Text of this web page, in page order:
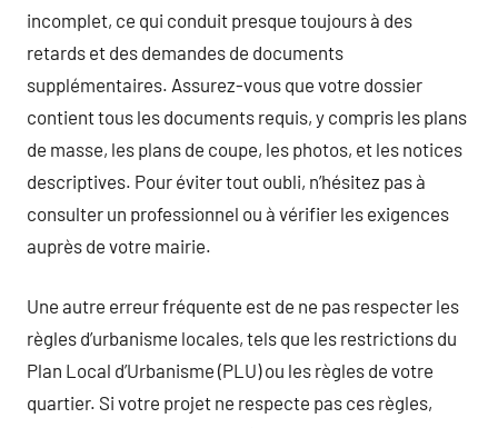
incomplet, ce qui conduit presque toujours à des
retards et des demandes de documents
supplémentaires. Assurez-vous que votre dossier
contient tous les documents requis, y compris les plans
de masse, les plans de coupe, les photos, et les notices
descriptives. Pour éviter tout oubli, n’hésitez pas à
consulter un professionnel ou à vérifier les exigences
auprès de votre mairie.
Une autre erreur fréquente est de ne pas respecter les
règles d’urbanisme locales, tels que les restrictions du
Plan Local d’Urbanisme (PLU) ou les règles de votre
quartier. Si votre projet ne respecte pas ces règles,